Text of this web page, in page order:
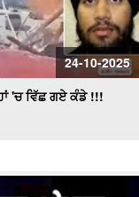
24-10-2025
'ਚ ਵਿੱਛ ਗਏ ਕੰਡੇ !!!